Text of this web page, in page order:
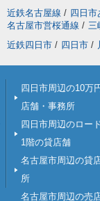
近鉄名古屋線 / 四日市
名古屋市営桜通線 / 三
近鉄四日市 / 四日市 /
四日市周辺の10万
店舗・事務所
四日市周辺のロー
1階の貸店舗
名古屋市周辺の貸
所
名古屋市周辺の売